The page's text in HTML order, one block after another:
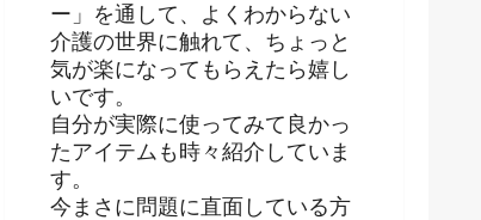
ー」を通して、よくわからない
介護の世界に触れて、ちょっと
気が楽になってもらえたら嬉し
いです。
自分が実際に使ってみて良かっ
たアイテムも時々紹介していま
す。
今まさに問題に直面している方